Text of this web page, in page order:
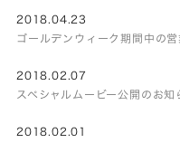
2018.04.23
ゴールデンウィーク期間中の
2018.02.07
スペシャルムービー公開のお知
2018.02.01